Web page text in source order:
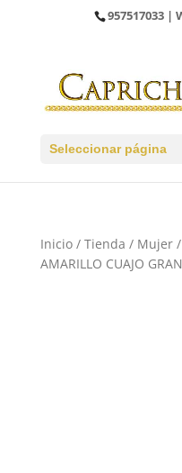
957517033 |
Seleccionar página
Inicio/ Tienda / Mujer/
AMARILLO CUAJO